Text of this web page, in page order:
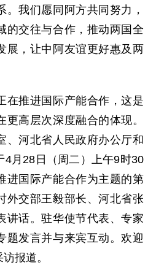
。我们愿同阿方共同努力，
的交往与合作，推动两国全
展，让中阿友谊更好惠及两
推进国际产能合作，这是
高层次深度融合的体现。
、河北省人民政府办公厅和
4月28日（周二）上午9时30
进国际产能合作为主题的第
外交部王毅部长、河北省张
讲话。驻华使节代表、专家
题发言并与来宾互动。欢迎
报道。